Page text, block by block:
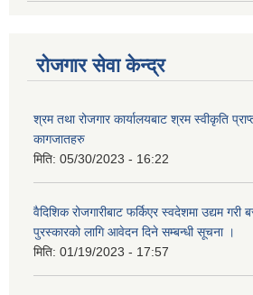
रोजगार सेवा केन्द्र
श्रम तथा रोजगार कार्यालयबाट श्रम स्वीकृति
कागजातहरु
मिति: 05/30/2023 - 16:22
वैदिशिक रोजगारीबाट फर्किएर स्वदेशमा उद्यम गरी
पुरस्कारको लागि आवेदन दिने सम्बन्धी सूचना ।
मिति: 01/19/2023 - 17:57